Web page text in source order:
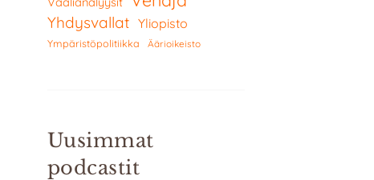
Yhdysvallat Yliopisto
Ympäristöpolitiikka Äärioikeisto
Uusimmat
podcastit